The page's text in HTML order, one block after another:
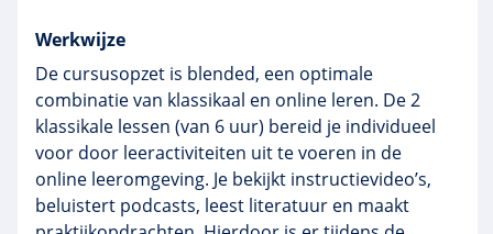
Werkwijze
De cursusopzet is blended, een optimale
combinatie van klassikaal en online leren. De 2
klassikale lessen (van 6 uur) bereid je individueel
voor door leeractiviteiten uit te voeren in de
online leeromgeving. Je bekijkt instructievideo’s,
beluistert podcasts, leest literatuur en maakt